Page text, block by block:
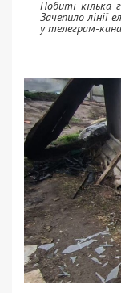
Побиті кілька
Зачепило лінії
у телеграм-